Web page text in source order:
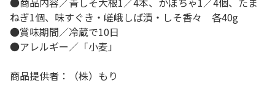
ねぎ1個、味すぐき・嵯峨しば漬・しそ香々 各40g
●賞味期間／冷蔵で10日
●アレルギー／「小麦」
商品提供者：（株）もり